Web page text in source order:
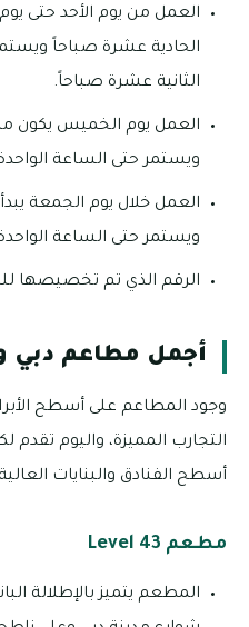
العمل من يوم الأحد حتى
الحادية عشرة صباحاً
الثانية عشرة صباحاً.
العمل يوم الخميس يكون
ويستمر حتى الساعة
العمل خلال يوم الجمعة
ويستمر حتى الساعة
الرقم الذي تم تخصيصها للتواصل
أجمل مطاعم دبي
وجود المطاعم على أسطح
التجارب المميزة، واليوم تقدم
أسطح الفنادق والبنايات
مطعم Level 43
المطعم يتميز بالإطلالة